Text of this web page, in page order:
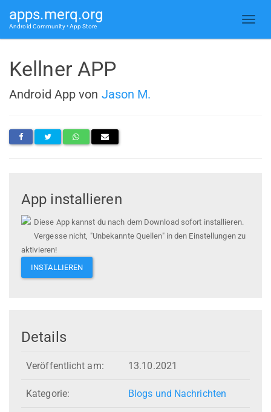
apps.merq.org
Android Community • App Store
Kellner APP
Android App von Jason M.
App installieren
Diese App kannst du nach dem Download sofort installieren.
Vergesse nicht, "Unbekannte Quellen" in den Einstellungen zu
aktivieren!
INSTALLIEREN
Details
Veröffentlicht am: 13.10.2021
Kategorie: Blogs und Nachrichten